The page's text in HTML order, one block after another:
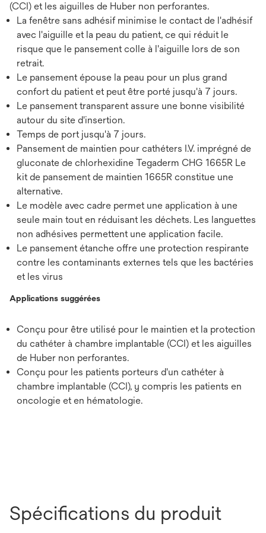
(CCI) et les aiguilles de Huber non perforantes.
La fenêtre sans adhésif minimise le contact de l'adhésif
avec l'aiguille et la peau du patient, ce qui réduit le
risque que le pansement colle à l'aiguille lors de son
retrait.
Le pansement épouse la peau pour un plus grand
confort du patient et peut être porté jusqu'à 7 jours.
Le pansement transparent assure une bonne visibilité
autour du site d'insertion.
Temps de port jusqu'à 7 jours.
Pansement de maintien pour cathéters I.V. imprégné de
gluconate de chlorhexidine Tegaderm CHG 1665R Le
kit de pansement de maintien 1665R constitue une
alternative.
Le modèle avec cadre permet une application à une
seule main tout en réduisant les déchets. Les languettes
non adhésives permettent une application facile.
Le pansement étanche offre une protection respirante
contre les contaminants externes tels que les bactéries
et les virus
Applications suggérées
Conçu pour être utilisé pour le maintien et la protection
du cathéter à chambre implantable (CCI) et les aiguilles
de Huber non perforantes.
Conçu pour les patients porteurs d'un cathéter à
chambre implantable (CCI), y compris les patients en
oncologie et en hématologie.
Spécifications du produit